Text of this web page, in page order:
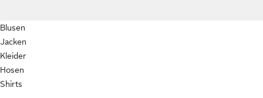
Blusen
Jacken
Kleider
Hosen
Shirts